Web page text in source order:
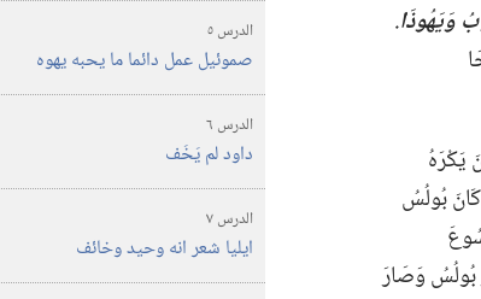
وَيَهُوذَا‏.‏
يَكْرَهُ
بُولُسُ
بُولُسُ وَصَارَ
الدرس ‏٥‏
صموئيل عمل دائما ما يحبه يهوه
الدرس ‏٦‏
داود لم يَخَف
الدرس ‏٧‏
ايليا شعر انه وحيد وخائف